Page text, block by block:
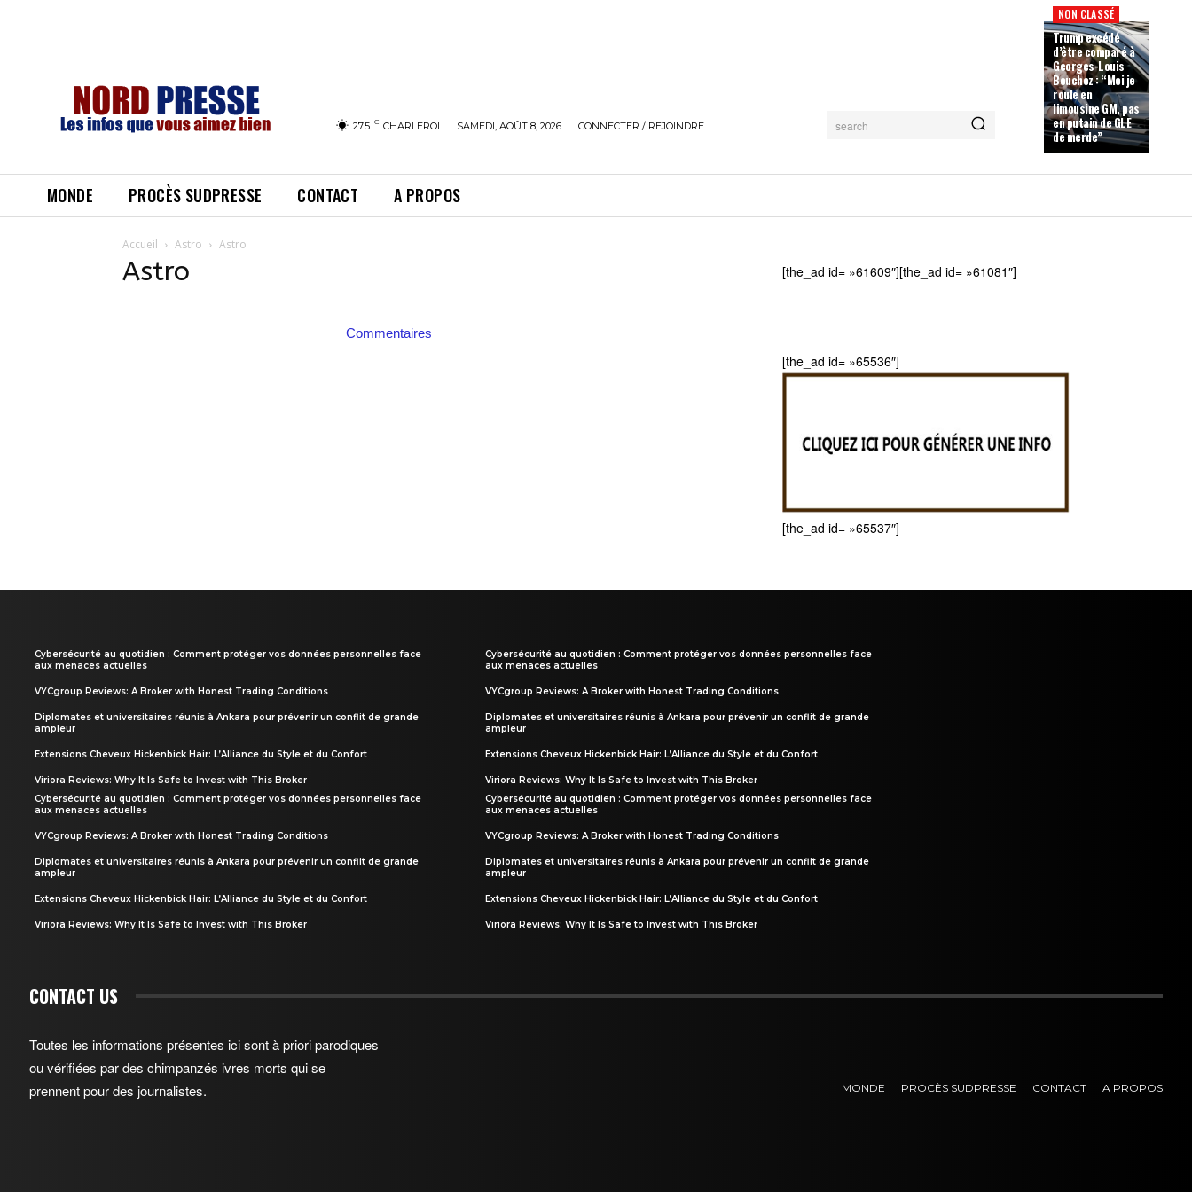
27.5 C CHARLEROI SAMEDI, AOÛT 8, 2026 CONNECTER / REJOINDRE search
NON CLASSÉ
Trump excédé
d’être comparé à
Georges-Louis
Bouchez : “Moi je
roule en
limousine GM, pas
en putain de GLE
de merde”
MONDE PROCÈS SUDPRESSE CONTACT A PROPOS
Accueil Astro Astro
Astro
Commentaires
[the_ad id= »61609″][the_ad id= »61081″]
[the_ad id= »65536″]
[the_ad id= »65537″]
Cybersécurité au quotidien : Comment protéger vos données personnelles face
aux menaces actuelles
VYCgroup Reviews: A Broker with Honest Trading Conditions
Diplomates et universitaires réunis à Ankara pour prévenir un conflit de grande
ampleur
Extensions Cheveux Hickenbick Hair: L’Alliance du Style et du Confort
Viriora Reviews: Why It Is Safe to Invest with This Broker
Cybersécurité au quotidien : Comment protéger vos données personnelles face
aux menaces actuelles
VYCgroup Reviews: A Broker with Honest Trading Conditions
Diplomates et universitaires réunis à Ankara pour prévenir un conflit de grande
ampleur
Extensions Cheveux Hickenbick Hair: L’Alliance du Style et du Confort
Viriora Reviews: Why It Is Safe to Invest with This Broker
Cybersécurité au quotidien : Comment protéger vos données personnelles face
aux menaces actuelles
VYCgroup Reviews: A Broker with Honest Trading Conditions
Diplomates et universitaires réunis à Ankara pour prévenir un conflit de grande
ampleur
Extensions Cheveux Hickenbick Hair: L’Alliance du Style et du Confort
Viriora Reviews: Why It Is Safe to Invest with This Broker
Cybersécurité au quotidien : Comment protéger vos données personnelles face
aux menaces actuelles
VYCgroup Reviews: A Broker with Honest Trading Conditions
Diplomates et universitaires réunis à Ankara pour prévenir un conflit de grande
ampleur
Extensions Cheveux Hickenbick Hair: L’Alliance du Style et du Confort
Viriora Reviews: Why It Is Safe to Invest with This Broker
CONTACT US
Toutes les informations présentes ici sont à priori parodiques
ou vérifiées par des chimpanzés ivres morts qui se
prennent pour des journalistes.
MONDE PROCÈS SUDPRESSE CONTACT A PROPOS